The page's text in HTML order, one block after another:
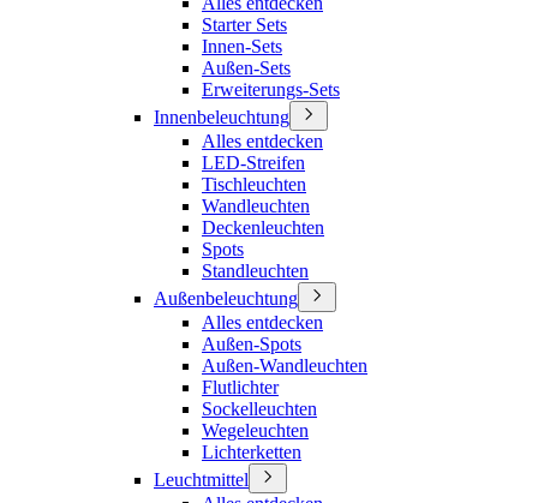
Starter Sets
Innen-Sets
Außen-Sets
Erweiterungs-Sets
Innenbeleuchtung
Alles entdecken
LED-Streifen
Tischleuchten
Wandleuchten
Deckenleuchten
Spots
Standleuchten
Außenbeleuchtung
Alles entdecken
Außen-Spots
Außen-Wandleuchten
Flutlichter
Sockelleuchten
Wegeleuchten
Lichterketten
Leuchtmittel